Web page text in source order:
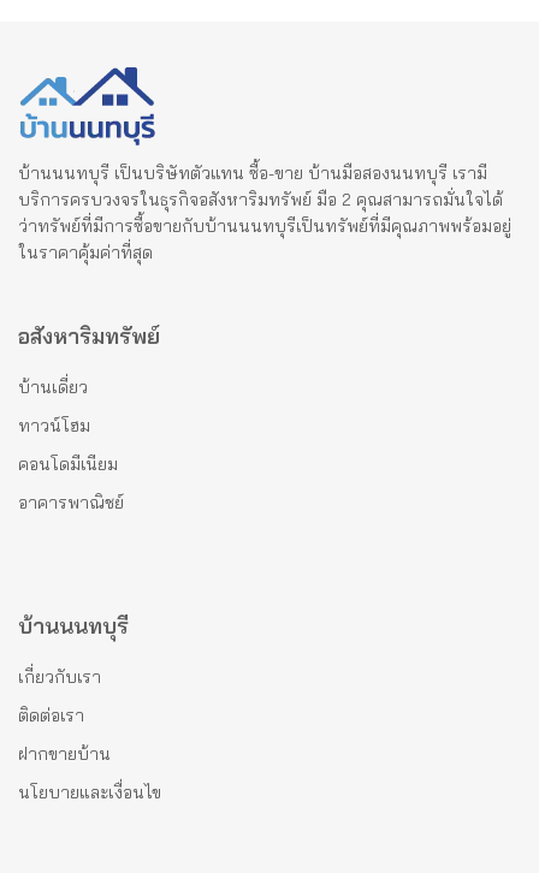
บ้านนนทบุรี เป็นบริษัทตัวแทน ซื้อ-ขาย บ้านมือสองนนทบุรี เรามี
บริการครบวงจรในธุรกิจอสังหาริมทรัพย์ มือ 2 คุณสามารถมั่นใจได้
ว่าทรัพย์ที่มีการซื้อขายกับบ้านนนทบุรีเป็นทรัพย์ที่มีคุณภาพพร้อมอยู่
ในราคาคุ้มค่าที่สุด
อสังหาริมทรัพย์
บ้านเดี่ยว
ทาวน์โฮม
คอนโดมีเนียม
อาคารพาณิชย์
บ้านนนทบุรี
เกี่ยวกับเรา
ติดต่อเรา
ฝากขายบ้าน
นโยบายและเงื่อนไข